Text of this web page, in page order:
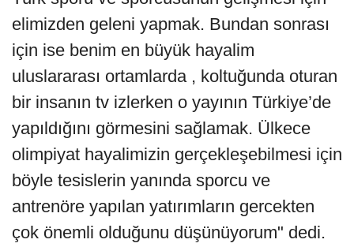
elimizden geleni yapmak. Bundan sonrası
için ise benim en büyük hayalim
uluslararası ortamlarda , koltuğunda oturan
bir insanın tv izlerken o yayının Türkiye’de
yapıldığını görmesini sağlamak. Ülkece
olimpiyat hayalimizin gerçekleşebilmesi için
böyle tesislerin yanında sporcu ve
antrenöre yapılan yatırımların gercekten
çok önemli olduğunu düşünüyorum" dedi.